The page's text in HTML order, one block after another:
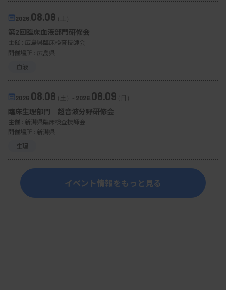
正答率向上に手応え
活動開始から7年目になり、症例問題の正答率の向
上にケチャップの成果を感じているという。心エコ
ー動画と心電図波形から心アミロイドーシスを選択
する症例問題を出題したところ、正答率は96％と高
く、エキスパートの医師らと同等の回答率となっ
た。神力氏は「研修の繰り返しによって正答率が高
2026. 08.08（土）
第2回臨床血液部門研修会
主催 : 広島県臨床検査技師会
開催場所 : 広島県
血液
2026. 08.08（土） - 2026. 08.09（日）
臨床生理部門 超音波分野研修会
主催 : 新潟県臨床検査技師会
開催場所 : 新潟県
生理
イベント情報をもっと見る